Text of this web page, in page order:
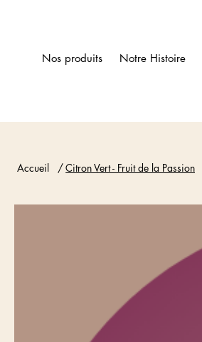
Nos produits Notre Histoire
Accueil /Citron Vert - Fruit de la Passion